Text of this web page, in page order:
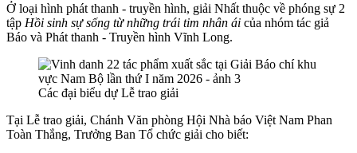
Ở loại hình phát thanh - truyền hình, giải Nhất thuộc về phóng sự 2
tập Hồi sinh sự sống từ những trái tim nhân ái của nhóm tác giả
Báo và Phát thanh - Truyền hình Vĩnh Long.
Các đại biểu dự Lễ trao giải
Tại Lễ trao giải, Chánh Văn phòng Hội Nhà báo Việt Nam Phan
Toàn Thắng, Trưởng Ban Tổ chức giải cho biết: